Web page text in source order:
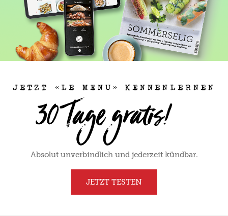
JETZT «LE MENU» KENNENLERNEN
Absolut unverbindlich und jederzeit kündbar.
JETZT TESTEN